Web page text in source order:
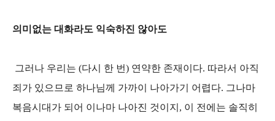
의미없는 대화라도 익숙하진 않아도
그러나 우리는 (다시 한 번) 연약한 존재이다. 따라서 아직
죄가 있으므로 하나님께 가까이 나아가기 어렵다. 그나마
복음시대가 되어 이나마 나아진 것이지, 이 전에는 솔직히